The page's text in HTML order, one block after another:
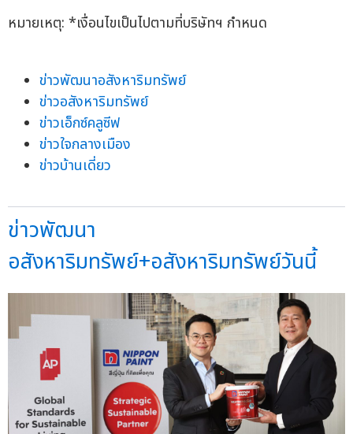
หมายเหตุ: *เงื่อนไขเป็นไปตามที่บริษัทฯ กำหนด
ข่าวพัฒนาอสังหาริมทรัพย์
ข่าวอสังหาริมทรัพย์
ข่าวเอ็กซ์คลูซีฟ
ข่าวใจกลางเมือง
ข่าวบ้านเดี่ยว
ข่าวพัฒนา
อสังหาริมทรัพย์+อสังหาริมทรัพย์วันนี้